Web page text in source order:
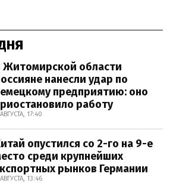
Житомирской области
нанесли удар по
предприятию: оно
работу
17:40
опустился со 2-го на 9-е
среди крупнейших
рынков Германии
13:46